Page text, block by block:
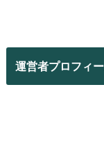
運営者プロフィ